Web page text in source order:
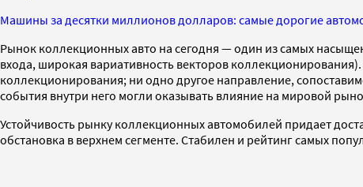
Машины за десятки миллионов долларов: самые дорогие
Рынок коллекционных авто на сегодня — один из самых
входа, широкая вариативность векторов
коллекционирования; ни одно другое направление,
события внутри него могли оказывать влияние на мировой
Устойчивость рынку коллекционных автомобилей придает
обстановка в верхнем сегменте. Стабилен и рейтинг самых